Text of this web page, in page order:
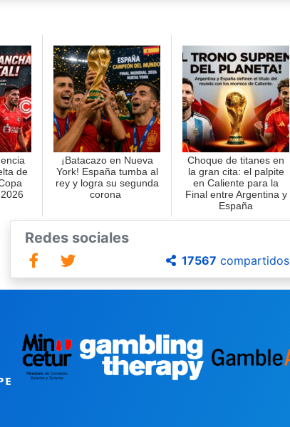
de
¡Batacazo en Nueva
York! España tumba al
rey y logra su segunda
corona
Choque de titanes en
la gran cita: el palpite
en Caliente para la
Final entre Argentina y
España
Redes sociales
17567 compartidos